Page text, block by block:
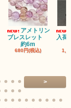
アメトリン
ブレスレット
約6m
680円(税込)
入荷
>